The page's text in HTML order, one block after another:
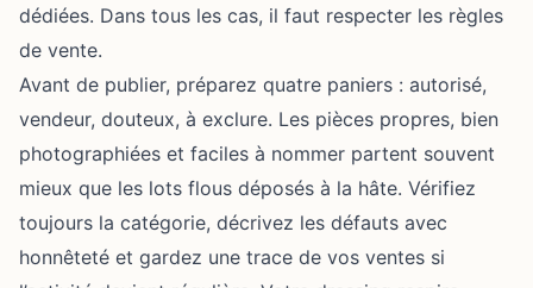
dédiées. Dans tous les cas, il faut respecter les règles
de vente.
Avant de publier, préparez quatre paniers : autorisé,
vendeur, douteux, à exclure. Les pièces propres, bien
photographiées et faciles à nommer partent souvent
mieux que les lots flous déposés à la hâte. Vérifiez
toujours la catégorie, décrivez les défauts avec
honnêteté et gardez une trace de vos ventes si